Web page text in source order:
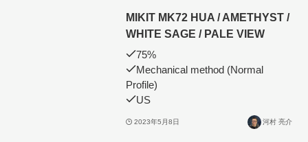
MIKIT MK72 HUA / AMETHYST /
WHITE SAGE / PALE VIEW
75%
Mechanical method (Normal
Profile)
US
2023年5月8日 河村 亮介